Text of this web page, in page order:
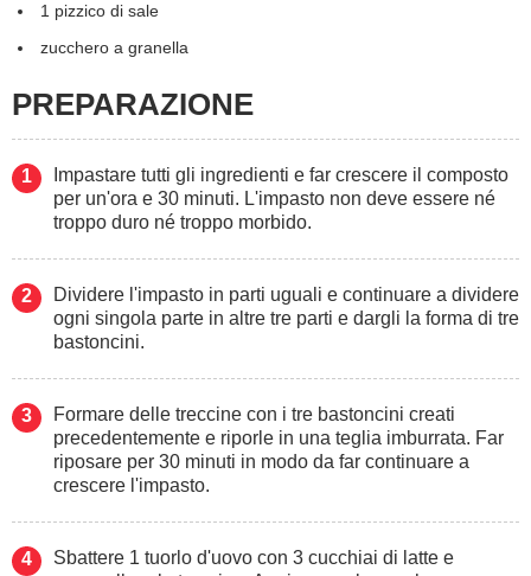
1 pizzico di sale
zucchero a granella
PREPARAZIONE
Impastare tutti gli ingredienti e far crescere il composto
per un'ora e 30 minuti. L'impasto non deve essere né
troppo duro né troppo morbido.
Dividere l'impasto in parti uguali e continuare a dividere
ogni singola parte in altre tre parti e dargli la forma di tre
bastoncini.
Formare delle treccine con i tre bastoncini creati
precedentemente e riporle in una teglia imburrata. Far
riposare per 30 minuti in modo da far continuare a
crescere l'impasto.
Sbattere 1 tuorlo d'uovo con 3 cucchiai di latte e